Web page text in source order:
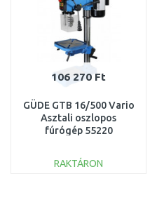
106 270 Ft
GÜDE GTB 16/500 Vario
Asztali oszlopos
fúrógép 55220
RAKTÁRON